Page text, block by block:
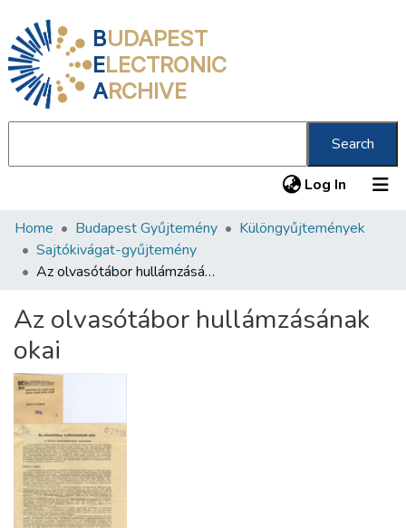
BUDAPEST
ELECTRONIC
ARCHIVE
Search
Log In (current)
Communities & Collections
All of DSpace
About us
Home Budapest Gyűjtemény
Különgyűjtemények
Sajtókivágat-gyűjtemény
Az olvasótábor hullámzásának okai
Az olvasótábor hullámzásának
okai